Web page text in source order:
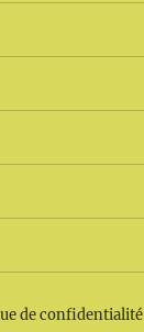
de confidentialité